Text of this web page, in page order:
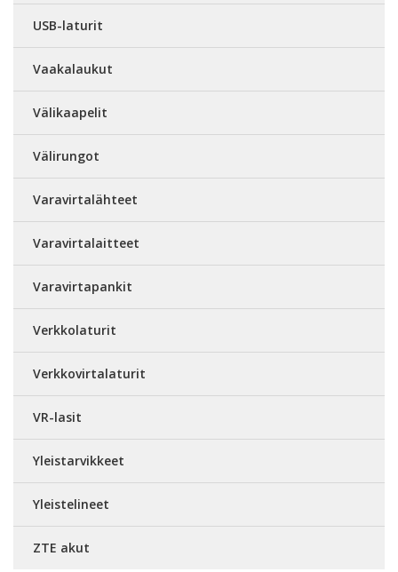
USB-laturit
Vaakalaukut
Välikaapelit
Välirungot
Varavirtalähteet
Varavirtalaitteet
Varavirtapankit
Verkkolaturit
Verkkovirtalaturit
VR-lasit
Yleistarvikkeet
Yleistelineet
ZTE akut